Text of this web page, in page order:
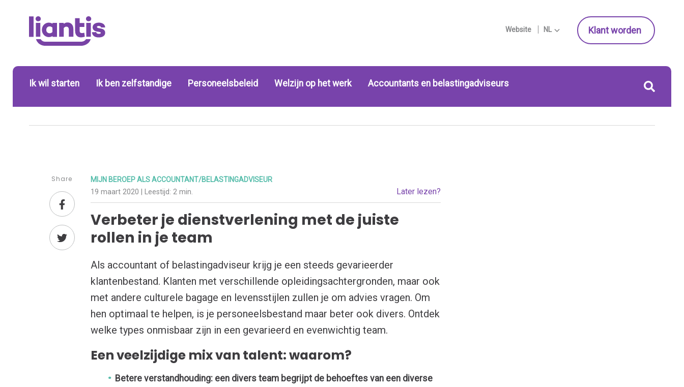
Website NL Klant worden
Ik wil starten Ik ben zelfstandige Personeelsbeleid Welzijn op het werk Accountants en belastingadviseurs
Share MIJN BEROEP ALS ACCOUNTANT/BELASTINGADVISEUR
19 maart 2020 | Leestijd:2 min. Later lezen?
Verbeter je dienstverlening met de juiste
rollen in je team
Als accountant of belastingadviseur krijg je een steeds gevarieerder
klantenbestand. Klanten met verschillende opleidingsachtergronden, maar ook
met andere culturele bagage en levensstijlen zullen je om advies vragen. Om
hen optimaal te helpen, is je personeelsbestand maar beter ook divers. Ontdek
welke types onmisbaar zijn in een gevarieerd en evenwichtig team.
Een veelzijdige mix van talent: waarom?
Betere verstandhouding: een divers team begrijpt de behoeftes van een diverse